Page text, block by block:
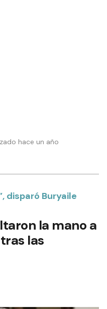
hace un año
disparó Buryaile
la mano a
las